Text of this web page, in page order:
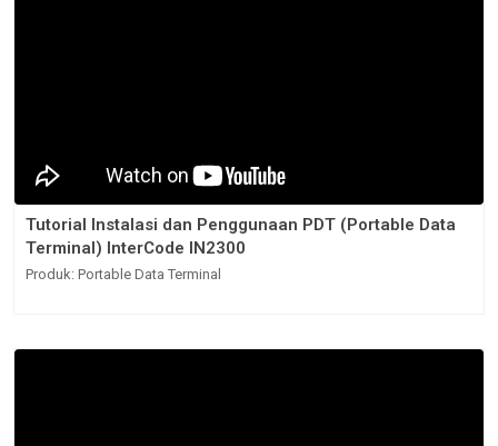
Tutorial Instalasi dan Penggunaan PDT (Portable Data
Terminal) InterCode IN2300
Produk: Portable Data Terminal